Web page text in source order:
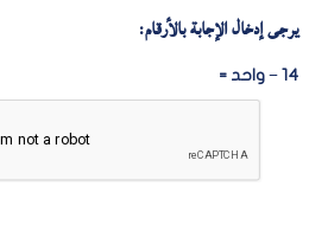
يرجى إدخال الإجابة بالأرقام:
14 − واحد =